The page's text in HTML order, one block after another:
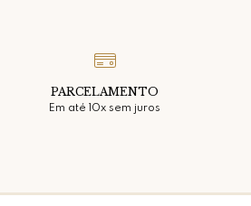
PARCELAMENTO
Em até 10x sem juros